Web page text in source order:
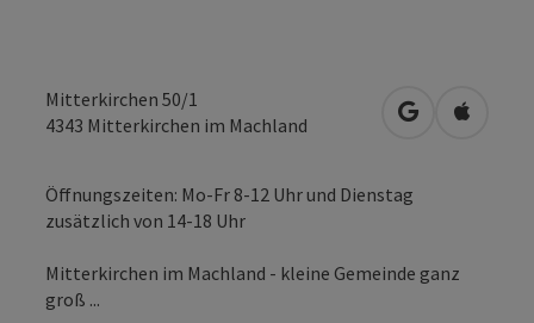
Mitterkirchen 50/1
4343 Mitterkirchen im Machland in Google
in
Öffnungszeiten: Mo-Fr 8-12 Uhr und Dienstag
zusätzlich von 14-18 Uhr
Mitterkirchen im Machland - kleine Gemeinde ganz
groß ...